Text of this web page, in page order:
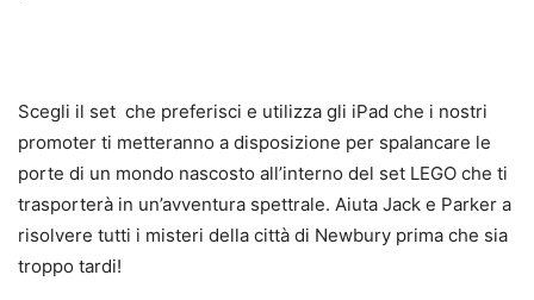
Scegli il set che preferisci e utilizza gli iPad che i nostri
promoter ti metteranno a disposizione per spalancare le
porte di un mondo nascosto all’interno del set LEGO che ti
trasporterà in un’avventura spettrale. Aiuta Jack e Parker a
risolvere tutti i misteri della città di Newbury prima che sia
troppo tardi!